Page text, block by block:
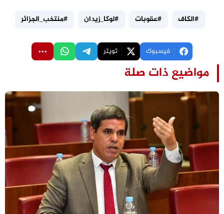
#الكاف #عقوبات #لوكا_زيدان #منتخب_الجزائر
فيسبوك تويتر
مواضيع ذات صلة